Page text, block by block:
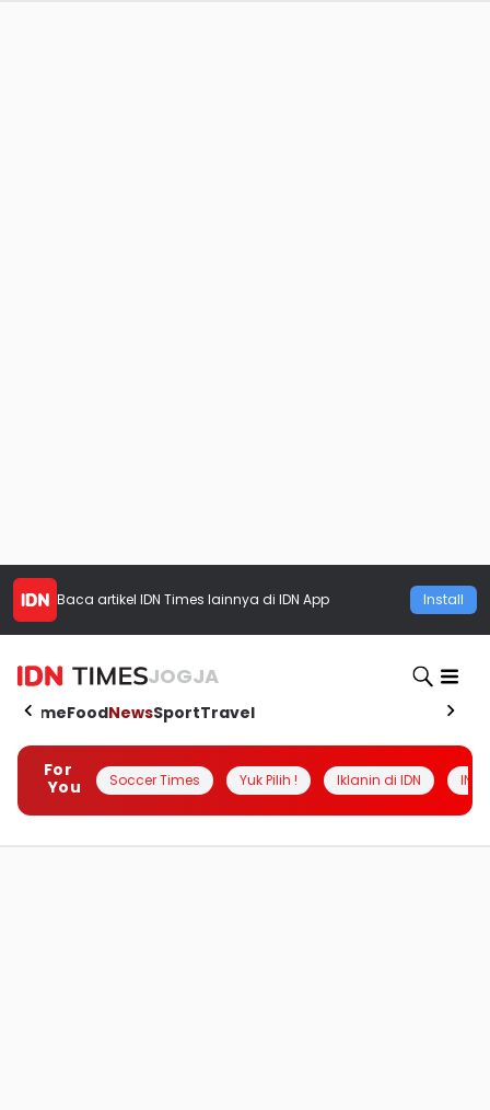
Baca artikel IDN Times lainnya di IDN App Install
JOGJA
HomeFoodNewsSportTravel
For
You
Soccer Times Yuk Pilih ! Iklanin di IDN